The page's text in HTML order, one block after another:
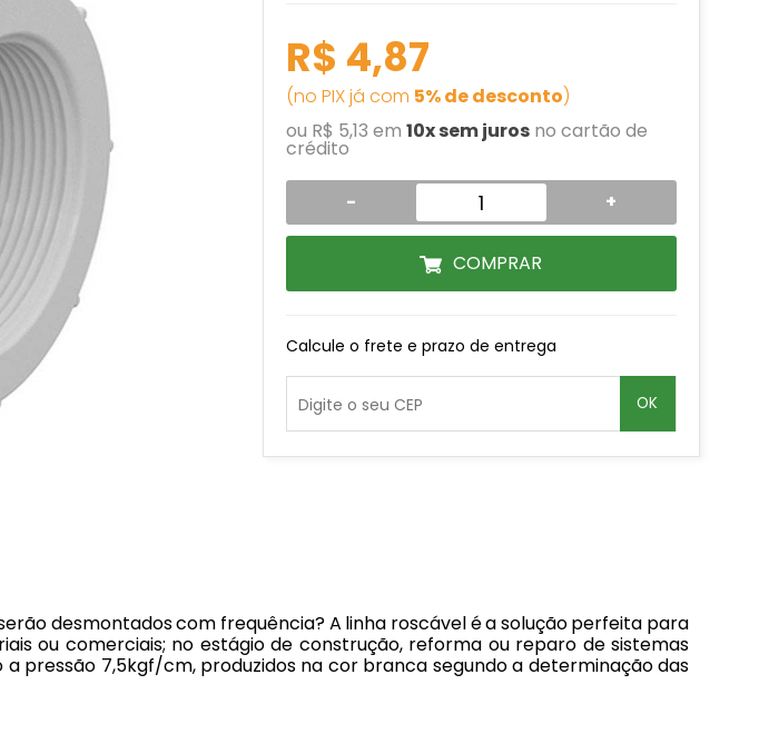
R$ 4,87
(no PIX já com 5% de desconto)
ou R$ 5,13 em 10x sem jurosno cartão de
crédito
- +
COMPRAR
Calcule o frete e prazo de entrega
OK
desmontados com frequência? A linha roscável é a solução perfeita para
ou comerciais; no estágio de construção, reforma ou reparo de sistemas
pressão 7,5kgf/cm, produzidos na cor branca segundo a determinação das